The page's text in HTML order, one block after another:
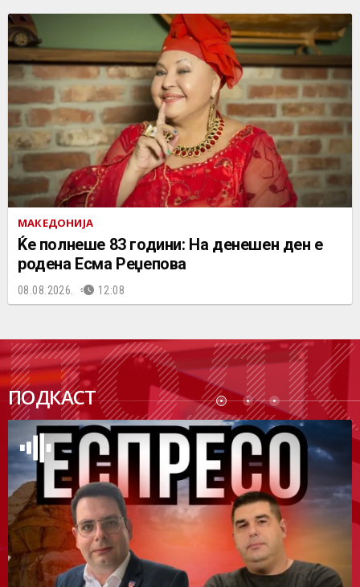
МАКЕДОНИЈА
Ќе полнеше 83 години: На денешен ден е
родена Есма Реџепова
08.08.2026. 12:08
ПОДКАСТ
ПОДК
АСТ